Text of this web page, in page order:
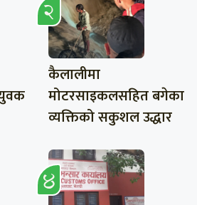
कैलालीमा
मोटरसाइकलसहित बगेका
व्यक्तिको सकुशल उद्धार